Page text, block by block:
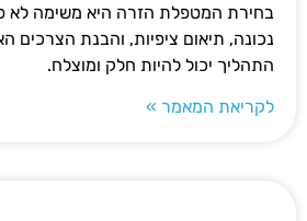
בחירת המטפלת הזרה היא משימה לא
נכונה, תיאום ציפיות, והבנת הצרכים
התהליך יכול להיות חלק ומוצלח.
לקריאת המאמר »